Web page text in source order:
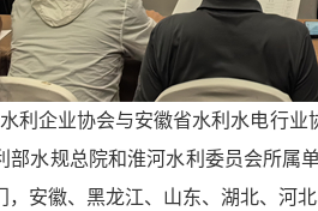
利企业协会与安徽省水利水电行
部水规总院和淮河水利委员会所属
，安徽、黑龙江、山东、湖北、河